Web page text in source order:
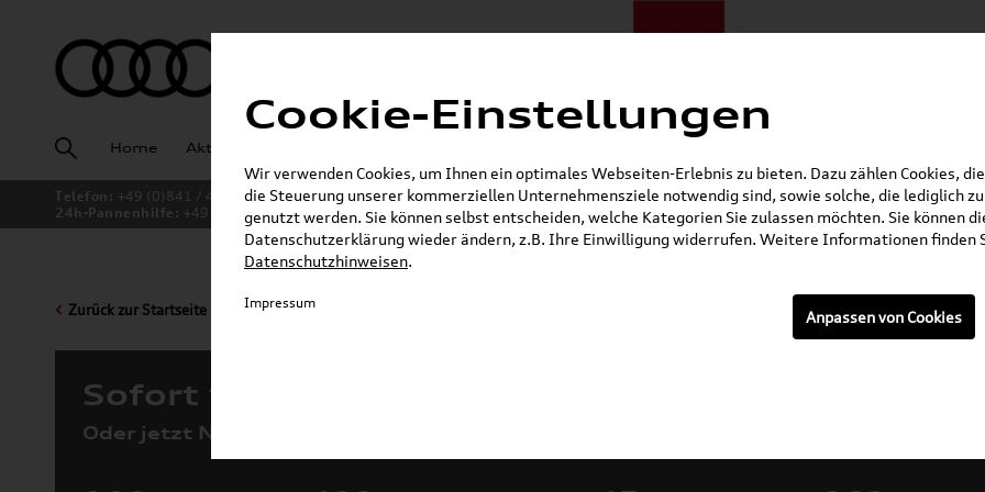
Home Aktuelles
Telefon: +49 (0)841 / 49 140
24h-Pannenhilfe: +49 (0)171 / 870 72 87 Gerade geöffnet
Zurück zur Startseite
Sofort verfügbare Fahrzeuge:
Oder jetzt Neuwagen konfigurieren
Cookie-Einstellungen
Wir verwenden Cookies, um Ihnen ein optimales Webseiten-Erlebnis zu bieten. Dazu zählen Cookies,
die Steuerung unserer kommerziellen Unternehmensziele notwendig sind, sowie solche, die lediglich
genutzt werden. Sie können selbst entscheiden, welche Kategorien Sie zulassen möchten. Sie können
Datenschutzerklärung wieder ändern, z.B. Ihre Einwilligung widerrufen. Weitere Informationen finden
Datenschutzhinweisen.
Anpassen von Cookies
Impressum